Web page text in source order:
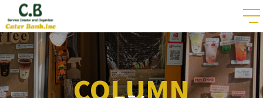
COLUMN